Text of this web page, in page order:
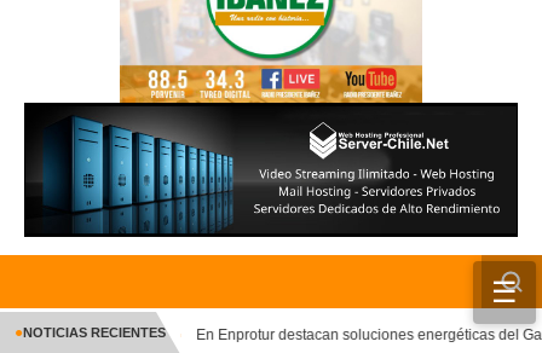
☰
INICIO
●NOTICIAS RECIENTES En Enprotur destacan soluciones energéticas del